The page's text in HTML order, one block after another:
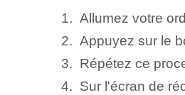
Allumez votre
Appuyez sur le
Répétez ce
Sur l'écran de